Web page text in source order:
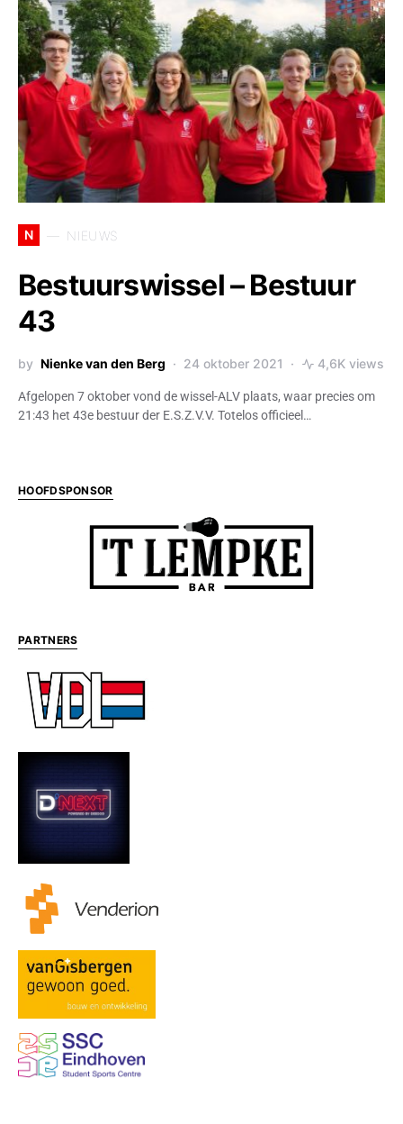
N NIEUWS
Bestuurswissel – Bestuur
43
by Nienke van den Berg 24 oktober 2021 4,6K views
Afgelopen 7 oktober vond de wissel-ALV plaats, waar precies om
21:43 het 43e bestuur der E.S.Z.V.V. Totelos officieel…
HOOFDSPONSOR
PARTNERS